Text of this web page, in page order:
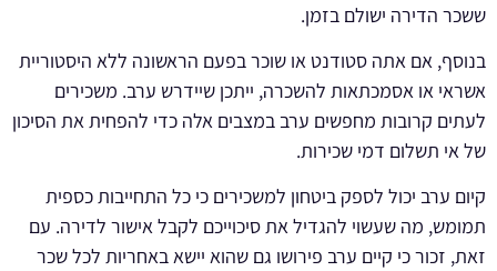
ששכר הדירה ישולם בזמן.
בנוסף, אם אתה סטודנט או שוכר בפעם הראשונה ללא היסטוריית
אשראי או אסמכתאות להשכרה, ייתכן שיידרש ערב. משכירים
לעתים קרובות מחפשים ערב במצבים אלה כדי להפחית את הסיכון
של אי תשלום דמי שכירות.
קיום ערב יכול לספק ביטחון למשכירים כי כל התחייבות כספית
תמומש, מה שעשוי להגדיל את סיכוייכם לקבל אישור לדירה. עם
זאת, זכור כי קיים ערב פירושו גם שהוא יישא באחריות לכל שכר